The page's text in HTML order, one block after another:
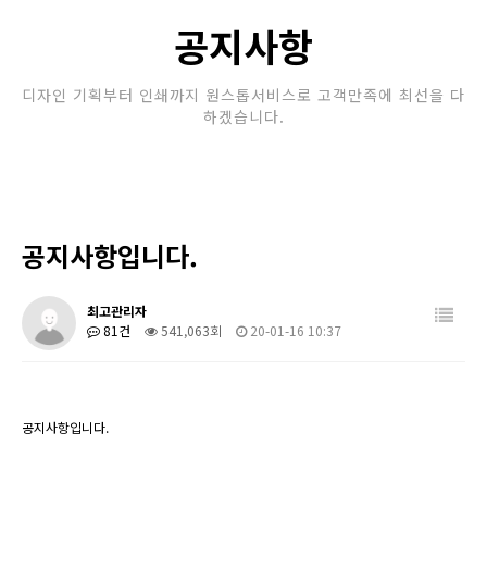
공지사항
디자인 기획부터 인쇄까지 원스톱서비스로 고객만족에 최선을 다
하겠습니다.
공지사항입니다.
최고관리자
81건
541,063회 20-01-16 10:37
공지사항입니다.